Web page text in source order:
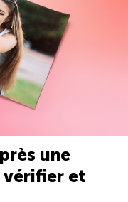
une
vérifier et